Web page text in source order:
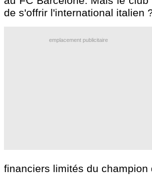
de s'offrir l'international italien
emplacement publicitaire
financiers limités du champion